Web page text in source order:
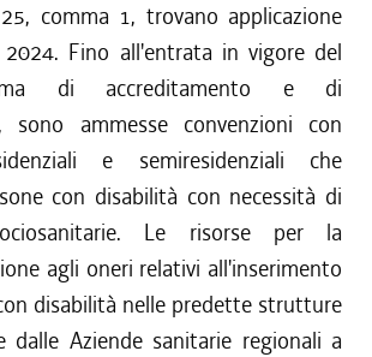
comma 1, trovano applicazione
Fino all'entrata in vigore del
di accreditamento e di
sono ammesse convenzioni con
e semiresidenziali che
con disabilità con necessità di
Le risorse per la
agli oneri relativi all'inserimento
disabilità nelle predette strutture
dalle Aziende sanitarie regionali a